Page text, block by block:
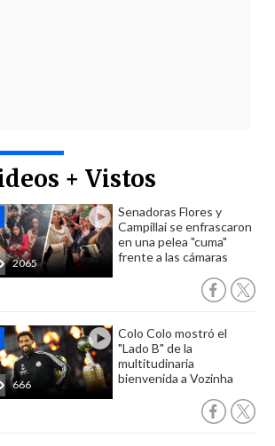
+ Vistos
2065
Senadoras Flores y
Campillai se enfrascaron
en una pelea "cuma"
frente a las cámaras
666
Colo Colo mostró el
"Lado B" de la
multitudinaria
bienvenida a Vozinha